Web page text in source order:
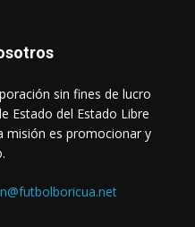
sin fines de lucro
Estado del Estado Libre
misión es promocionar y